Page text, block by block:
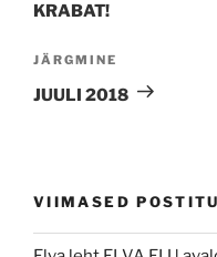
KRABAT!
Next
Post
JÄRGMINE
JUULI 2018
VIIMASED